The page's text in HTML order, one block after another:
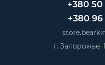
+380
+380
г. Запорожье,